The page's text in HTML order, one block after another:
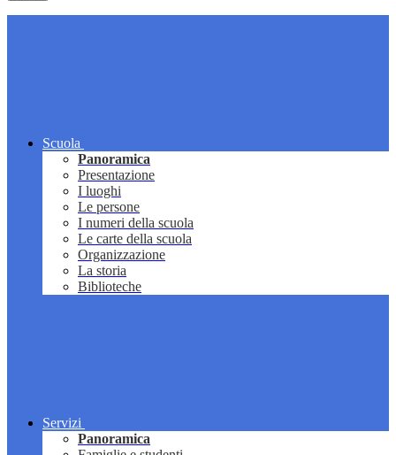
Scuola
Panoramica
Presentazione
I luoghi
Le persone
I numeri della scuola
Le carte della scuola
Organizzazione
La storia
Biblioteche
Servizi
Panoramica